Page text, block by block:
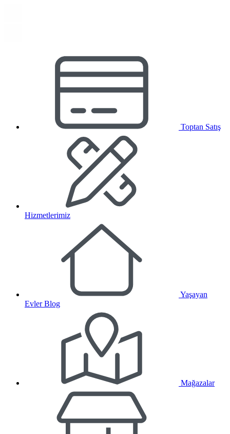
Toptan Satış
Hizmetlerimiz
Yaşayan
Evler Blog
Mağazalar